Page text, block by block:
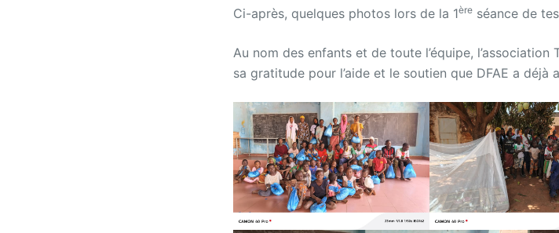
Ci-après, quelques photos lors de la 1ère séance de
Au nom des enfants et de toute l’équipe,
sa gratitude pour l’aide et le soutien que DFAE a déjà